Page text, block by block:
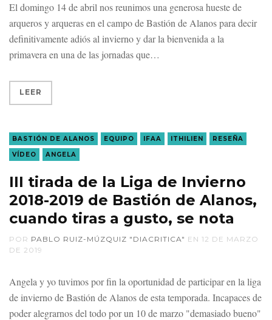
El domingo 14 de abril nos reunimos una generosa hueste de
arqueros y arqueras en el campo de Bastión de Alanos para decir
definitivamente adiós al invierno y dar la bienvenida a la
primavera en una de las jornadas que
LEER
BASTIÓN DE ALANOS EQUIPO IFAA ITHILIEN
RESEÑA
VÍDEO
ANGELA
III tirada de la Liga de Invierno
2018-2019 de Bastión de Alanos,
cuando tiras a gusto, se nota
POR PABLO RUIZ-MÚZQUIZ "DIACRITICA" EN 12 DE MARZO
DE 2019
Angela y yo tuvimos por fin la oportunidad de participar en la liga
de invierno de Bastión de Alanos de esta temporada. Incapaces de
poder alegrarnos del todo por un 10 de marzo "demasiado bueno"